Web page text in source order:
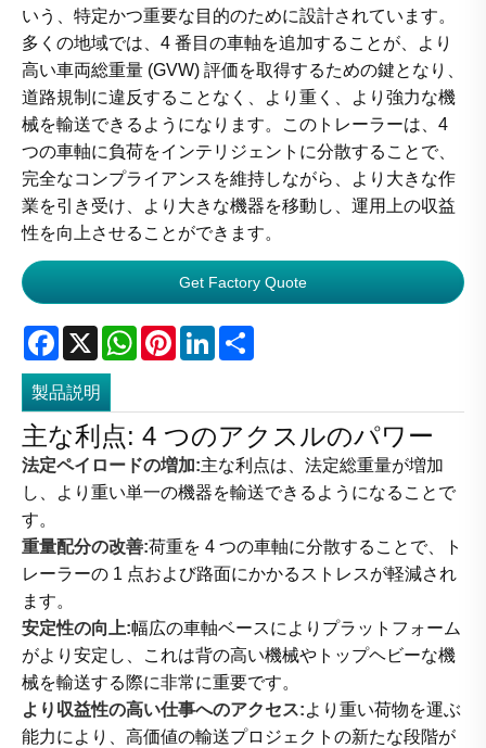
いう、特定かつ重要な目的のために設計されています。
多くの地域では、4 番目の車軸を追加することが、より
高い車両総重量 (GVW) 評価を取得するための鍵となり、
道路規制に違反することなく、より重く、より強力な機
械を輸送できるようになります。このトレーラーは、4
つの車軸に負荷をインテリジェントに分散することで、
完全なコンプライアンスを維持しながら、より大きな作
業を引き受け、より大きな機器を移動し、運用上の収益
性を向上させることができます。
Get Factory Quote
Facebook
X WhatsApp
PinterestLinkedIn
製品説明
主な利点: 4 つのアクスルのパワー
法定ペイロードの増加:主な利点は、法定総重量が増加
し、より重い単一の機器を輸送できるようになることで
す。
重量配分の改善:荷重を 4 つの車軸に分散することで、ト
レーラーの 1 点および路面にかかるストレスが軽減され
ます。
安定性の向上:幅広の車軸ベースによりプラットフォーム
がより安定し、これは背の高い機械やトップヘビーな機
械を輸送する際に非常に重要です。
より収益性の高い仕事へのアクセス:より重い荷物を運ぶ
能力により、高価値の輸送プロジェクトの新たな段階が